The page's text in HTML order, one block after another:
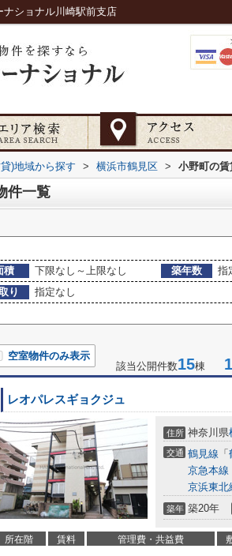
ショナル川崎駅前支店
)地域から探す > 横浜市鶴見区 > 小野町の賃
件一覧
積 下限なし～上限なし 築年数
指
り
指定なし
空室物件のみ表示
該当公開件数15棟
レオパレスギョクジュ
住所 神奈川県
交通 鶴見線 「
京急本線
京浜東北
築年 築20年
所在階 賃料 管理費・共益費